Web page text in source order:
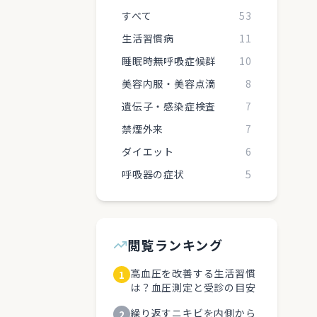
すべて
53
生活習慣病
11
睡眠時無呼吸症候群
10
美容内服・美容点滴
8
遺伝子・感染症検査
7
禁煙外来
7
ダイエット
6
呼吸器の症状
5
閲覧ランキング
1 高血圧を改善する生活習慣
は？血圧測定と受診の目安
2 繰り返すニキビを内側から